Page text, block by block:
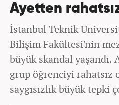
Ayetten
İstanbul Teknik
Bilişim Fakültesi'nin
büyük skandal yaşandı.
grup öğrenciyi rahatsız
saygısızlık büyük tepki